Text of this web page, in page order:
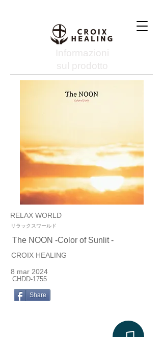
Informazioni
sul prodotto
RELAX WORLD
リラックスワールド
The NOON -Color of Sunlit -
CROIX HEALING
8 mar 2024
CHDD-1755
Share